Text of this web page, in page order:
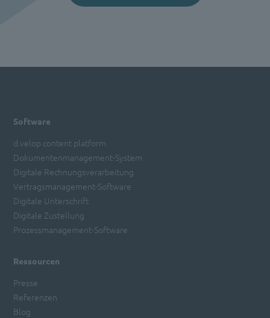
Software
d.velop content platform
Dokumentenmanagement-System
Digitale Rechnungsverarbeitung
Vertragsmanagement-Software
Digitale Unterschrift
Digitale Zustellung
Prozessmanagement-Software
Ressourcen
Presse
Referenzen
Blog